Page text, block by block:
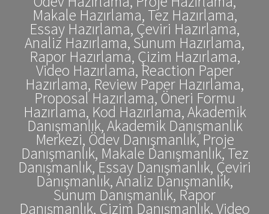
Makale Hazırlama, Tez Hazırlama,
Essay Hazırlama, Çeviri Hazırlama,
Analiz Hazırlama, Sunum Hazırlama,
Rapor Hazırlama, Çizim Hazırlama,
Video Hazırlama, Reaction Paper
Hazırlama, Review Paper Hazırlama,
Proposal Hazırlama, Öneri Formu
Hazırlama, Kod Hazırlama, Akademik
Danışmanlık, Akademik Danışmanlık
Merkezi, Ödev Danışmanlık, Proje
Danışmanlık, Makale Danışmanlık, Tez
Danışmanlık, Essay Danışmanlık, Çeviri
Danışmanlık, Analiz Danışmanlık,
Sunum Danışmanlık, Rapor
Danışmanlık, Çizim Danışmanlık, Video